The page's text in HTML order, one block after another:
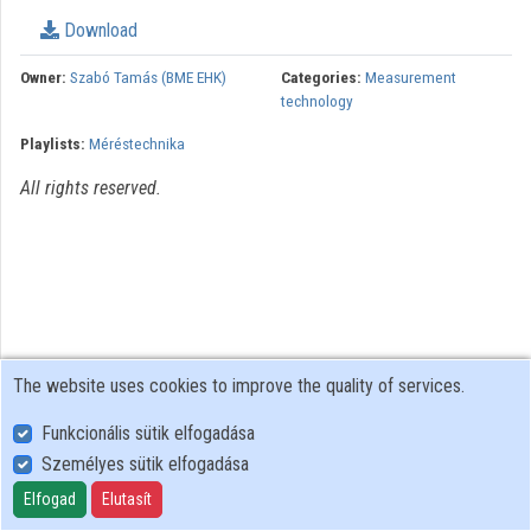
Organization playlists
Organizations
Download
Owner: Szabó Tamás (BME EHK) Categories: Measurement
technology
Playlists: Méréstechnika
All rights reserved.
User Policy
Adatkezelési tájékoztató (en)
Cookie Policy
The website uses cookies to improve the quality of services.
Funkcionális sütik elfogadása
Személyes sütik elfogadása
Elfogad Elutasít